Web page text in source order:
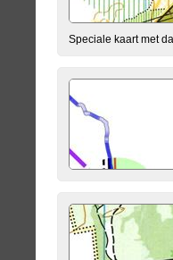
Speciale kaart met